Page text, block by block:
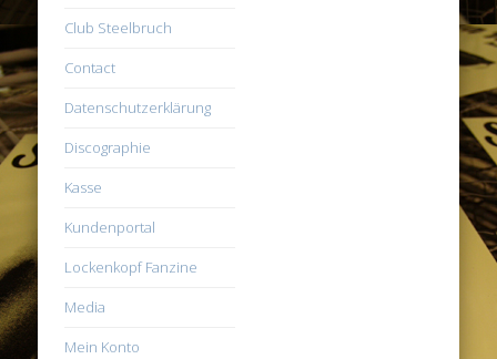
Club Steelbruch
Contact
Datenschutzerklärung
Discographie
Kasse
Kundenportal
Lockenkopf Fanzine
Media
Mein Konto